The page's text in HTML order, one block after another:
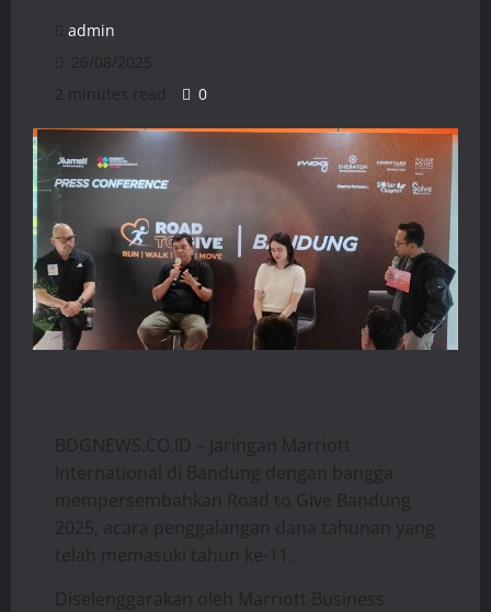
admin
26/08/2025
2 minutes read
0
BDGNEWS.CO.ID – Jaringan Marriott
International di Bandung dengan bangga
mempersembahkan Road to Give Bandung
2025, acara penggalangan dana tahunan yang
telah memasuki tahun ke-11.
Diselenggarakan oleh Marriott Business